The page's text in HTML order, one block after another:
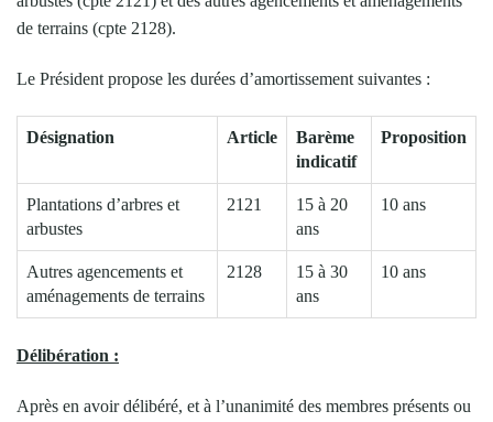
de terrains (cpte 2128).
Le Président propose les durées d’amortissement suivantes :
Désignation Article
Barème
indicatif
Proposition
Plantations d’arbres et
arbustes
2121
15 à 20
ans
10 ans
Autres agencements et
aménagements de terrains
2128
15 à 30
ans
10 ans
Délibération :
Après en avoir délibéré, et à l’unanimité des membres présents ou